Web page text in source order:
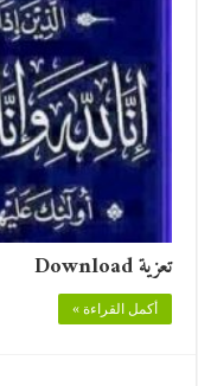
تعزية Download
أكمل القراءة »